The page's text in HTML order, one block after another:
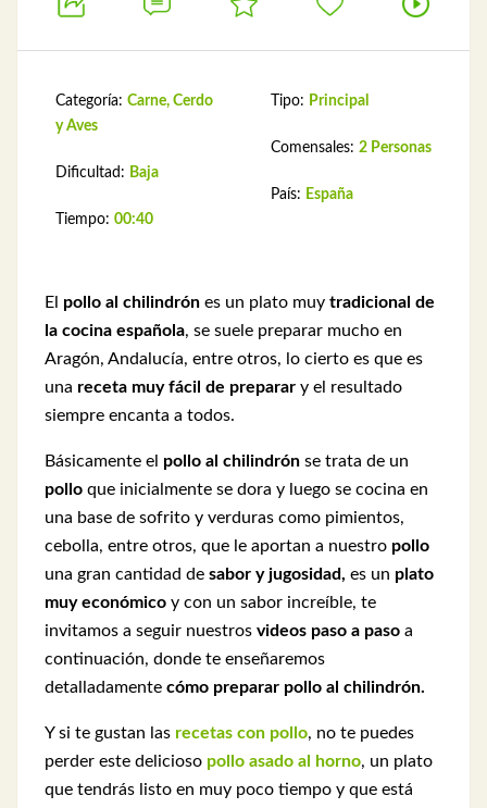
Categoría: Carne, Cerdo
y Aves
Dificultad: Baja
Tiempo: 00:40
Tipo: Principal
Comensales: 2 Personas
País: España
El pollo al chilindrón es un plato muy tradicional de
la cocina española, se suele preparar mucho en
Aragón, Andalucía, entre otros, lo cierto es que es
una receta muy fácil de preparar y el resultado
siempre encanta a todos.
Básicamente el pollo al chilindrón se trata de un
pollo que inicialmente se dora y luego se cocina en
una base de sofrito y verduras como pimientos,
cebolla, entre otros, que le aportan a nuestro pollo
una gran cantidad de sabor y jugosidad, es un plato
muy económico y con un sabor increíble, te
invitamos a seguir nuestros videos paso a paso a
continuación, donde te enseñaremos
detalladamente cómo preparar pollo al chilindrón.
Y si te gustan las recetas con pollo, no te puedes
perder este delicioso pollo asado al horno, un plato
que tendrás listo en muy poco tiempo y que está